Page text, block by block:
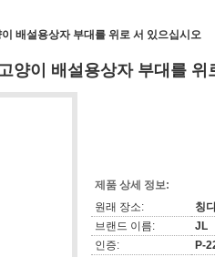
배설용상자 부대를 위로 서 있으십시오
양이 배설용상자 부대를 위
제품 상세 정보:
원래 장소:
칭
브랜드 이름:
JL
인증:
P-